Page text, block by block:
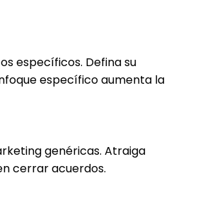
específicos. Defina su
específico aumenta la
genéricas. Atraiga
cerrar acuerdos.